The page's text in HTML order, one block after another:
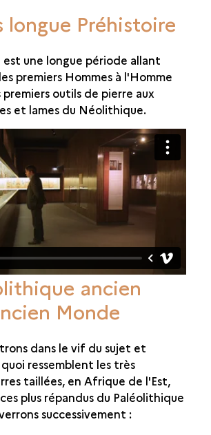
longue Préhistoire
est une longue période allant
premiers Hommes à l'Homme
outils de pierre aux
et lames du Néolithique.
ancien
Monde
dans le vif du sujet et
ressemblent les très
taillées, en Afrique de l'Est,
plus répandus du Paléolithique
successivement :